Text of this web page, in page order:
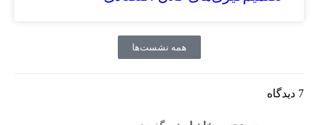
همه نشست‌ها
7 دیدگاه